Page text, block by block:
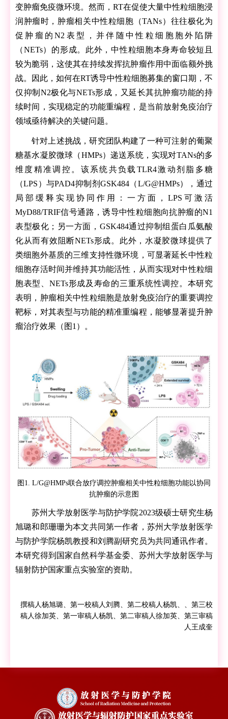
变肿瘤免疫微环境。然而，RT在促使大量中性粒细胞浸
润肿瘤时，肿瘤相关中性粒细胞（TANs）往往极化为
促肿瘤的N2表型，并伴随中性粒细胞胞外陷阱
（NETs）的形成。此外，中性粒细胞本身寿命较短且
较为脆弱，这使其在持续发挥抗肿瘤作用中面临额外挑
战。因此，如何在RT诱导中性粒细胞募集的窗口期，不
仅抑制N2极化与NETs形成，又延长其抗肿瘤功能的持
续时间，实现稳定的功能重编程，是当前放射免疫治疗
领域亟待解决的关键问题。
针对上述挑战，研究团队构建了一种可注射的葡聚
糖基水凝胶微球（HMPs）递送系统，实现对TANs的多
维度精准调控。该系统共负载TLR4激动剂脂多糖
（LPS）与PAD4抑制剂GSK484（L/G@HMPs），通过
局部缓释实现协同作用：一方面，LPS可激活
MyD88/TRIF信号通路，诱导中性粒细胞向抗肿瘤的N1
表型极化；另一方面，GSK484通过抑制组蛋白瓜氨酸
化从而有效阻断NETs形成。此外，水凝胶微球提供了
类细胞外基质的三维支持性微环境，可显著延长中性粒
细胞存活时间并维持其功能活性，从而实现对中性粒细
胞表型、NETs形成及寿命的三重系统性调控。本研究
表明，肿瘤相关中性粒细胞是放射免疫治疗的重要调控
靶标 ，对其表型与功能的精准重编程，能够显著提升肿
瘤治疗效果（图1）。
图1. L/G@HMPs联合放疗调控肿瘤相关中性粒细胞功能以协同
抗肿瘤的示意图
苏州大学放射医学与防护学院2023级硕士研究生杨
旭璐和郎珊珊为本文共同第一作者，苏州大学放射医学
与防护学院杨凯教授和刘腾副研究员为共同通讯作者。
本研究得到国家自然科学基金委、苏州大学放射医学与
辐射防护国家重点实验室的资助。
撰稿人杨旭璐、第一校稿人刘腾、第二校稿人杨凯、、第三校
稿人徐加英、 第一审稿人杨凯、第二审稿人徐加英、第三审稿
人王成奎